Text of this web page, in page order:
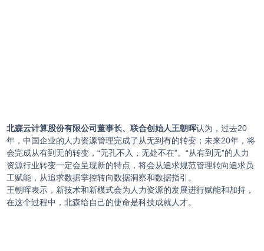
北森云计算股份有限公司董事长、联合创始人王朝晖认为，过去20
年，中国企业的人力资源管理完成了从无到有的转变；未来20年，将
会完成从有到无的转变，“无孔不入，无处不在”。“从有到无”的人力
资源行业转变一定会呈现新的特点，将会从追求规范管理转向追求员
工赋能，从追求数据掌控转向数据洞察和数据指引。
王朝晖表示，新技术和新模式会为人力资源的发展进行赋能和加持，
在这个过程中，北森给自己的使命是科技成就人才。